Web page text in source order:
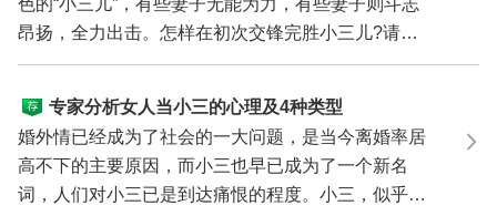
昂扬，全力出击。怎样在初次交锋完胜小三儿?请看
挽救婚...
专家分析女人当小三的心理及4种类型
婚外情已经成为了社会的一大问题，是当今离婚率居
高不下的主要原因，而小三也早已成为了一个新名
词，人们对小三已是到达痛恨的程度。小三，似乎成